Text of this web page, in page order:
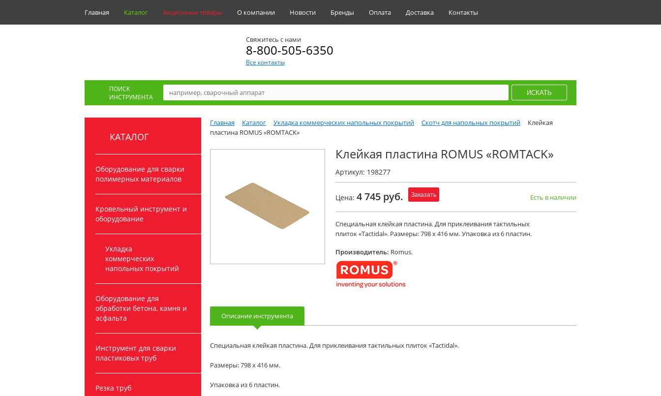
Главная Каталог Акционные товары О компании Новости Бренды Оплата Доставка Контакты
Свяжитесь с нами
8-800-505-6350
Все контакты
ПОИСК
ИНСТРУМЕНТА
КАТАЛОГ
Оборудование для сварки
полимерных материалов
Кровельный инструмент и
оборудование
Укладка
коммерческих
напольных покрытий
Оборудование для
обработки бетона, камня и
асфальта
Инструмент для сварки
пластиковых труб
Резка труб
Главная Каталог Укладка коммерческих напольных покрытий Скотч для напольных покрытий
Клейкая
пластина ROMUS «ROMTACK»
Клейкая пластина ROMUS «ROMTACK»
Артикул: 198277
Цена: 4 745 руб. Заказать Есть в наличии
Специальная клейкая пластина. Для приклеивания тактильных
плиток «Tactidal». Размеры: 798 x 416 мм. Упаковка из 6 пластин.
Производитель: Romus.
Описание инструмента
Специальная клейкая пластина. Для приклеивания тактильных плиток «Tactidal».
Размеры: 798 x 416 мм.
Упаковка из 6 пластин.